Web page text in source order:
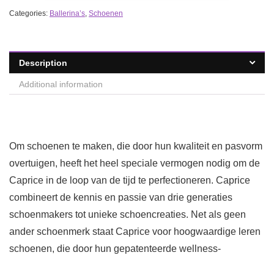
Categories: Ballerina’s, Schoenen
Description
Additional information
Om schoenen te maken, die door hun kwaliteit en pasvorm
overtuigen, heeft het heel speciale vermogen nodig om de
Caprice in de loop van de tijd te perfectioneren. Caprice
combineert de kennis en passie van drie generaties
schoenmakers tot unieke schoencreaties. Net als geen
ander schoenmerk staat Caprice voor hoogwaardige leren
schoenen, die door hun gepatenteerde wellness-